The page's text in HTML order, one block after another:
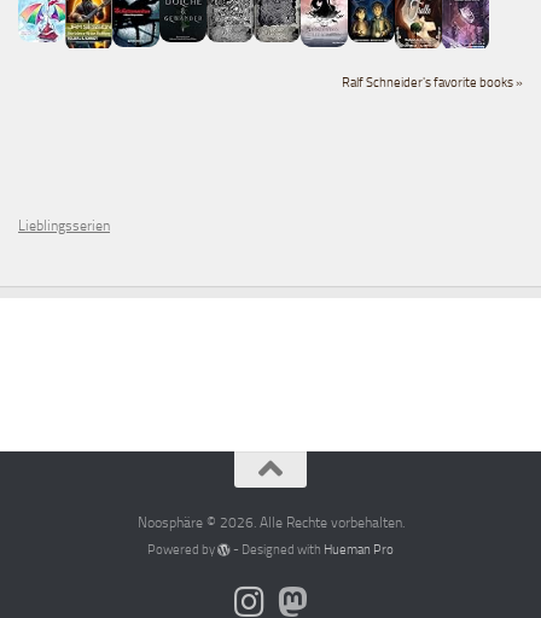
Ralf Schneider's favorite books »
Lieblingsserien
Noosphäre © 2026. Alle Rechte vorbehalten.
Powered by - Designed with Hueman Pro